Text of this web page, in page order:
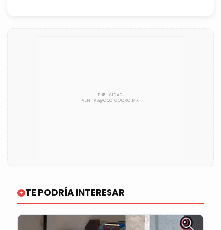
TE PODRÍA INTERESAR